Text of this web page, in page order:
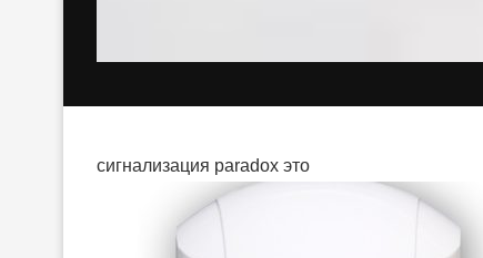
сигнализация paradox это